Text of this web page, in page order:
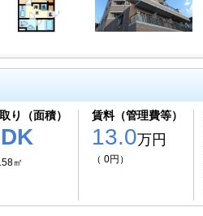
り（面積）
㎡
賃料（管理費等）
13.0万円
（ 0円）